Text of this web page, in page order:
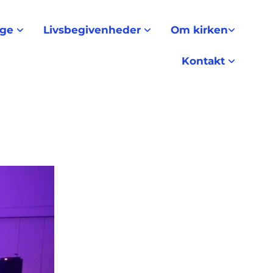
Livsbegivenheder Om kirken
Kontakt